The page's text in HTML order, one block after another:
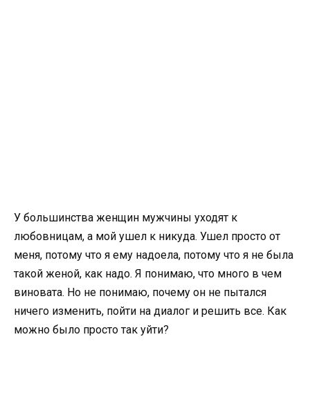
У большинства женщин мужчины уходят к
любовницам, а мой ушел к никуда. Ушел просто от
меня, потому что я ему надоела, потому что я не была
такой женой, как надо. Я понимаю, что много в чем
виновата. Но не понимаю, почему он не пытался
ничего изменить, пойти на диалог и решить все. Как
можно было просто так уйти?